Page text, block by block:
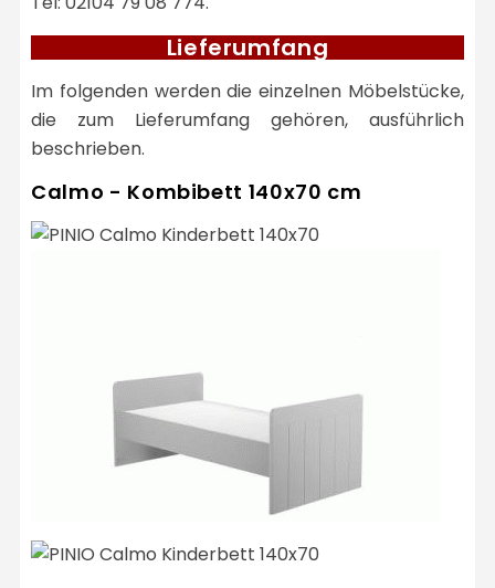
Lieferumfang
Im folgenden werden die einzelnen Möbelstücke,
die zum Lieferumfang gehören, ausführlich
beschrieben.
Calmo - Kombibett 140x70 cm